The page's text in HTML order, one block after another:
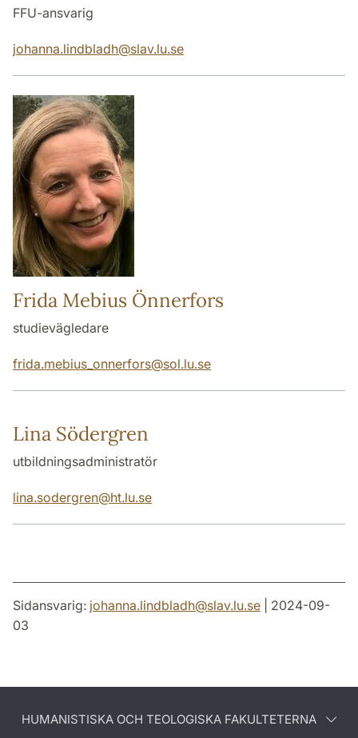
FFU-ansvarig
johanna.lindbladh@slav.lu.se
Frida Mebius Önnerfors
studievägledare
frida.mebius_onnerfors@sol.lu.se
Lina Södergren
utbildningsadministratör
lina.sodergren@ht.lu.se
Sidansvarig: johanna.lindbladh@slav.lu.se | 2024-09-
03
HUMANISTISKA OCH TEOLOGISKA FAKULTETERNA